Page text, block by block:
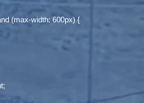
(max-width: 600px) {